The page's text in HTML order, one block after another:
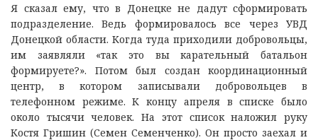
Я сказал ему, что в Донецке не дадут сформировать
подразделение. Ведь формировалось все через УВД
Донецкой области. Когда туда приходили добровольцы,
им заявляли «так это вы карательный батальон
формируете?». Потом был создан координационный
центр, в котором записывали добровольцев в
телефонном режиме. К концу апреля в списке было
около тысячи человек. На этот список наложил руку
Костя Гришин (Семен Семенченко). Он просто заехал и